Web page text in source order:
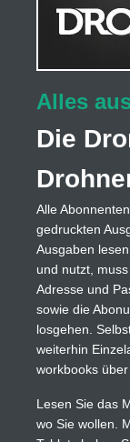
Alles
Die
Alle
gedruckten
Ausgaben
und nutzt,
Adresse und
sowie die
losgehen.
weiterhin
workbooks
Lesen Sie das
wo Sie wollen.